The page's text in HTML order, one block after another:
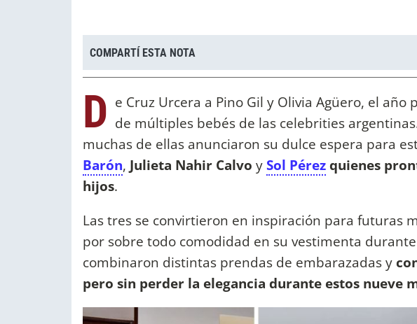
COMPARTÍ ESTA NOTA
D e Cruz Urcera a Pino Gil y Olivia Agüero, el año
de múltiples bebés de las celebrities
muchas de ellas anunciaron su dulce espera para
Barón, Julieta Nahir Calvo ySol Pérezquienes
hijos.
Las tres se convirtieron en inspiración para futuras
por sobre todo comodidad en su vestimenta
combinaron distintas prendas de embarazadas y
pero sin perder la elegancia durante estos nueve